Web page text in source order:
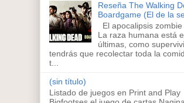
Reseña The Walking
Boardgame (El de la
El apocalipsis zombie
La raza humana está
últimas, como
tendrás que recolectar toda la
t...
(sin título)
Listado de juegos en Print and Play